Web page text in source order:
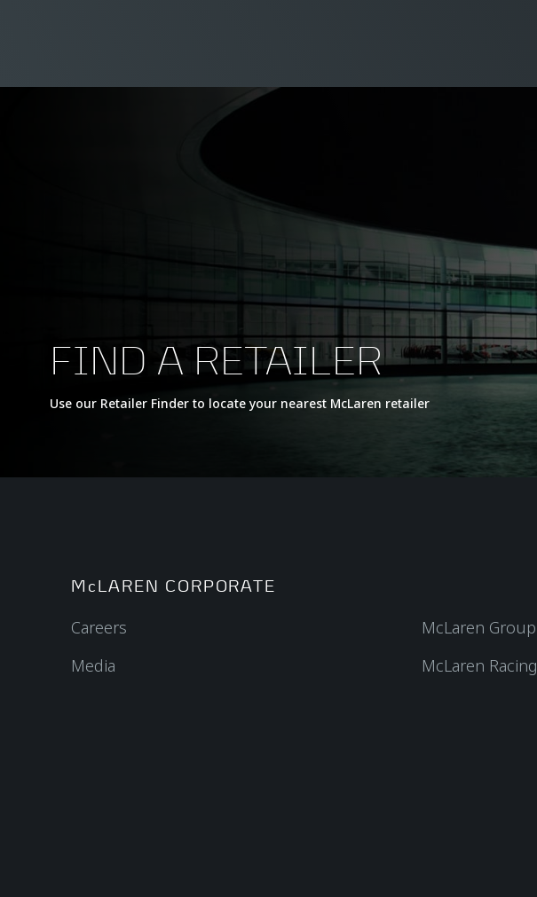
FIND A RETAILER
Use our Retailer Finder to locate your nearest McLaren retailer
McLAREN CORPORATE
Careers
Media
McLaren Group
McLaren Racing